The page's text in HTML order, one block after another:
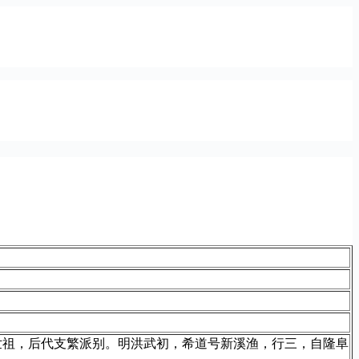
，后代支繁派别。明洪武初，希道号新溪渔，行三，自隆阜